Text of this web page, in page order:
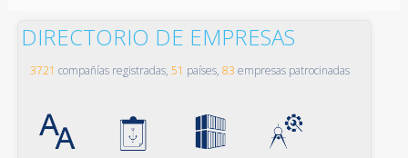
DIRECTORIO DE EMPRESAS
3721 compañías registradas, 51 países, 83 empresas patrocinadas